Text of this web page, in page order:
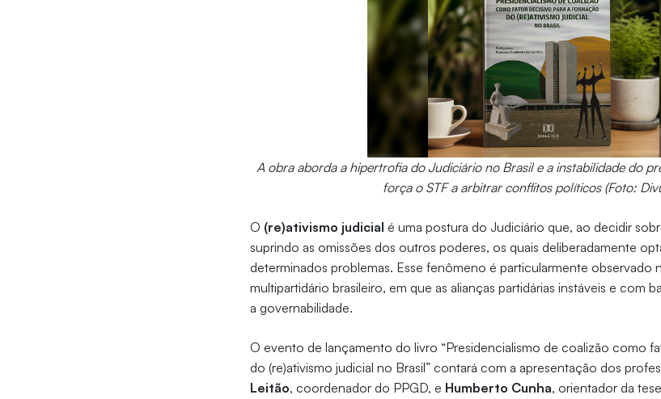
A obra aborda a hipertrofia do Judiciário no Brasil e a instabilidade do
força o STF a arbitrar conflitos políticos (Foto:
O (re)ativismo judicial é uma postura do Judiciário que, ao decidir
suprindo as omissões dos outros poderes, os quais deliberadamente
determinados problemas. Esse fenômeno é particularmente
multipartidário brasileiro, em que as alianças partidárias instáveis e com
a governabilidade.
O evento de lançamento do livro “Presidencialismo de coalizão como
do (re)ativismo judicial no Brasil” contará com a apresentação dos
Leitão, coordenador do PPGD, e Humberto Cunha, orientador da